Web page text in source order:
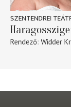
SZENTENDREI
Rendező Widder